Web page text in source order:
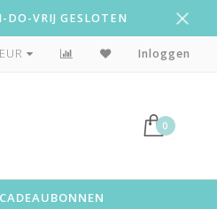
VRIJ GESLOTEN
levering!
EUR Inloggen
0
CADEAUBONNEN